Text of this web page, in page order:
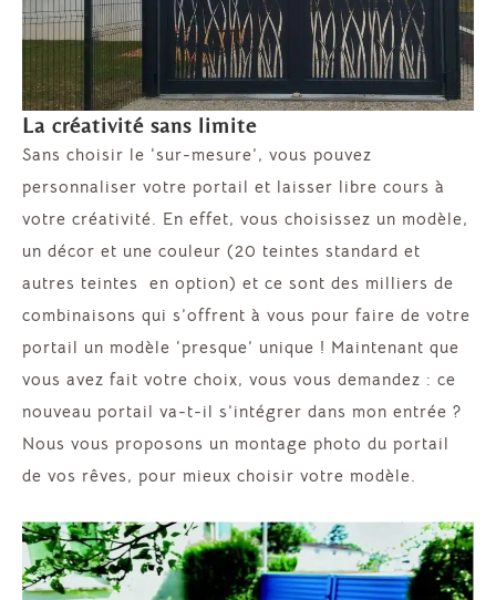
La créativité sans limite
Sans choisir le ‘sur-mesure’, vous pouvez
personnaliser votre portail et laisser libre cours à
votre créativité. En effet, vous choisissez un modèle,
un décor et une couleur (20 teintes standard et
autres teintes en option) et ce sont des milliers de
combinaisons qui s’offrent à vous pour faire de votre
portail un modèle ‘presque’ unique ! Maintenant que
vous avez fait votre choix, vous vous demandez : ce
nouveau portail va-t-il s’intégrer dans mon entrée ?
Nous vous proposons un montage photo du portail
de vos rêves, pour mieux choisir votre modèle.